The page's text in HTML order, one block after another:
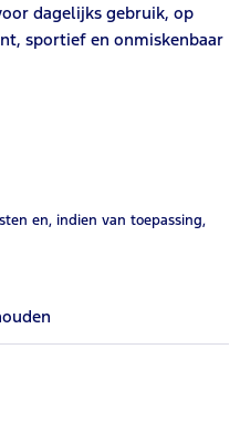
dagelijks gebruik, op
sportief en onmiskenbaar
en, indien van toepassing,